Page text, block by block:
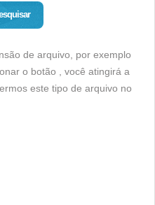
de arquivo, por exemplo
o botão , você atingirá a
este tipo de arquivo no